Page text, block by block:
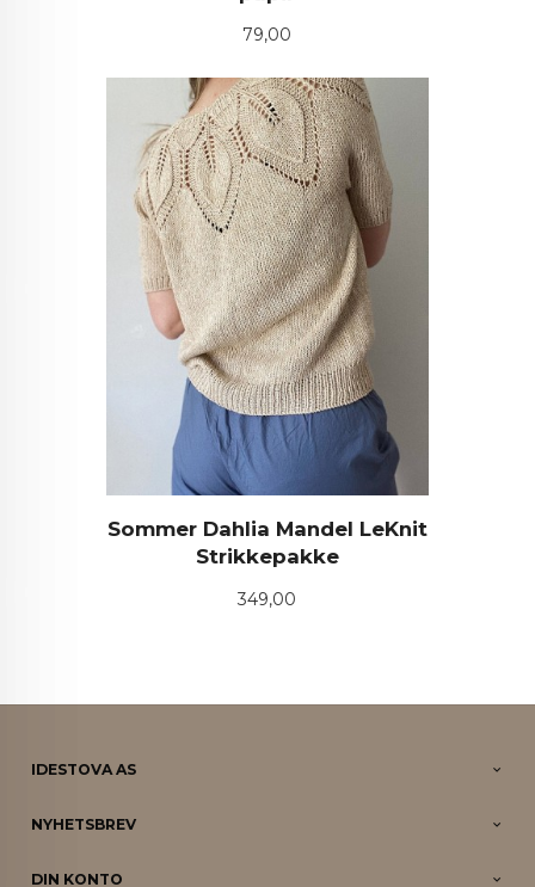
Pris
79,00
Sommer Dahlia Mandel LeKnit
Strikkepakke
Pris
349,00
IDESTOVA AS
NYHETSBREV
DIN KONTO